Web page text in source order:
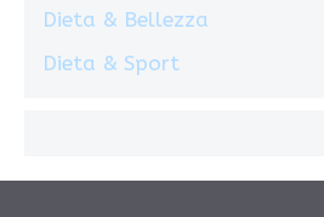
Dieta & Bellezza
Dieta & Sport